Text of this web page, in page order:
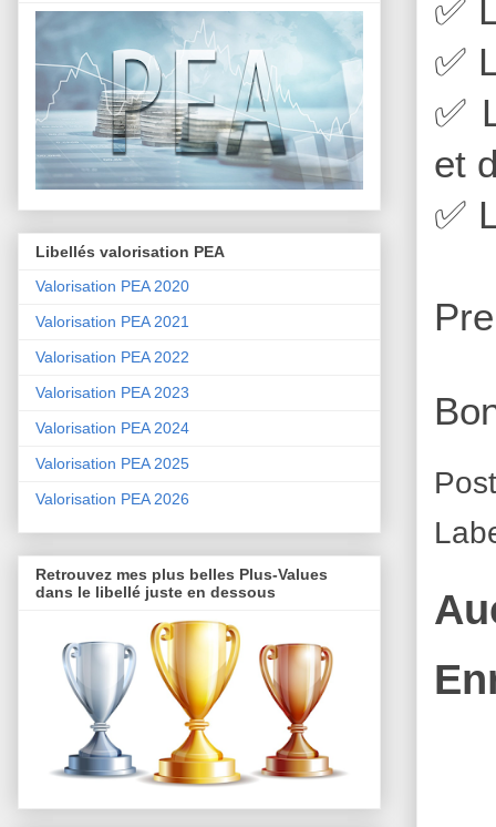
✅
✅
✅
et
✅
Libellés valorisation PEA
Valorisation PEA 2020
Valorisation PEA 2021
Valorisation PEA 2022
Valorisation PEA 2023
Valorisation PEA 2024
Valorisation PEA 2025
Valorisation PEA 2026
Retrouvez mes plus belles Plus-Values
dans le libellé juste en dessous